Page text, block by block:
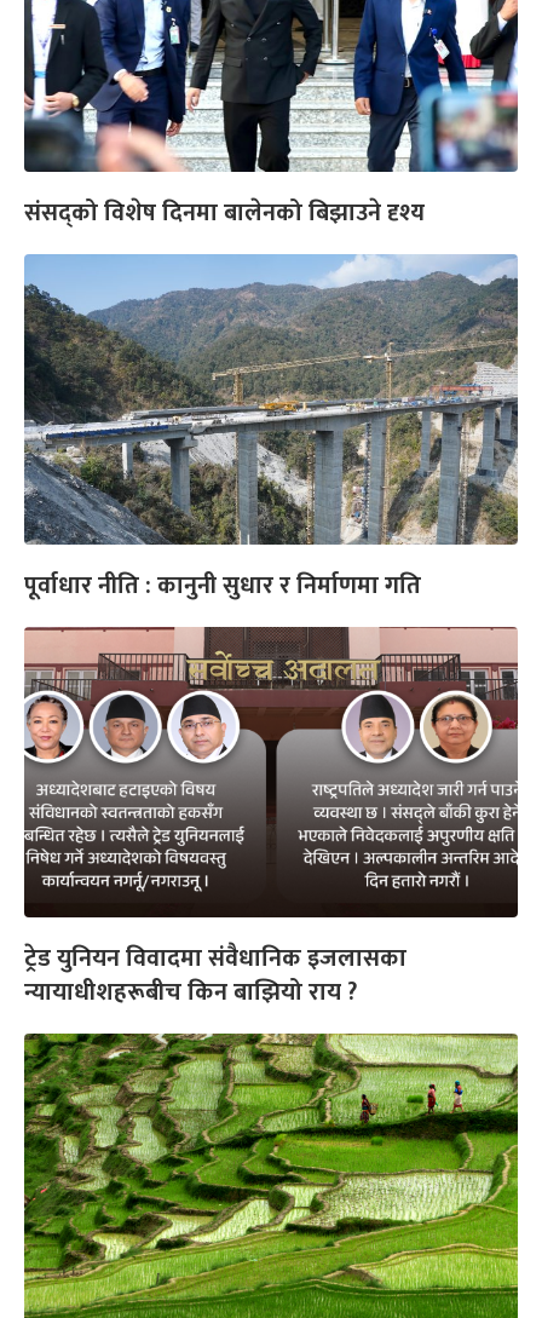
संसद्को विशेष दिनमा बालेनको बिझाउने दृश्य
पूर्वाधार नीति : कानुनी सुधार र निर्माणमा गति
ट्रेड युनियन विवादमा संवैधानिक इजलासका
न्यायाधीशहरूबीच किन बाझियो राय ?